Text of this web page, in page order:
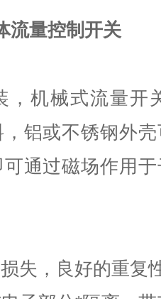
流量控制开关
机械式流量开
铝或不锈钢外
通过磁场作用
，良好的重复